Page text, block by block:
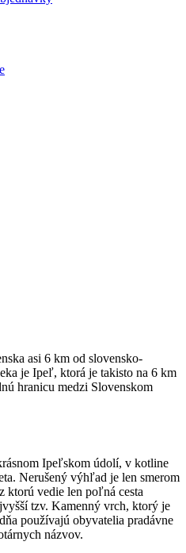
asi 6 km od slovensko-
je Ipeľ, ktorá je takisto na 6 km
hrani­cu medzi Slovenskom
Ipeľskom údolí, v kotline
Nerušený výhľad je len smerom
ktorú vedie len poľná cesta
tzv. Kamenný vrch, ktorý je
používajú obyvatelia pradávne
názvov.